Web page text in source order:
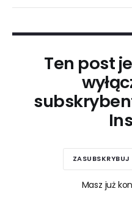
Ten post
Masz już